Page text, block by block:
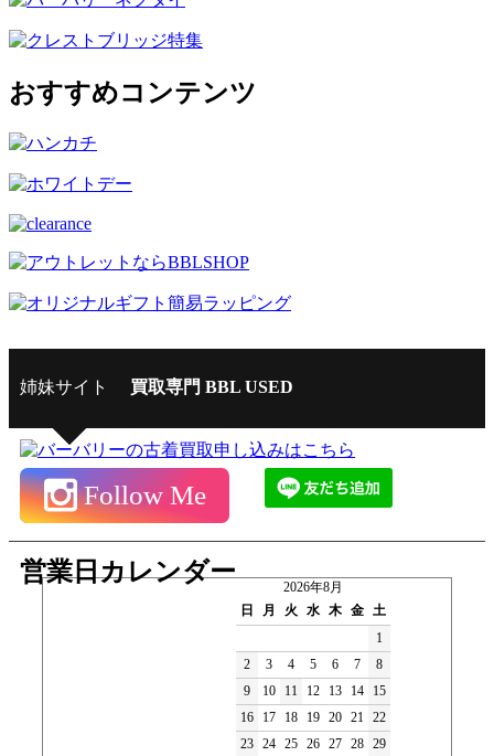
おすすめコンテンツ
姉妹サイト 買取専門 BBL USED
Follow Me
営業日カレンダー
2026年8月
日
月 火 水 木 金 土
1
2
3 4 5 6 7
8
9
10 11 12 13 14
15
16
17 18 19 20 21 22
23 24 25 26 27 28 29